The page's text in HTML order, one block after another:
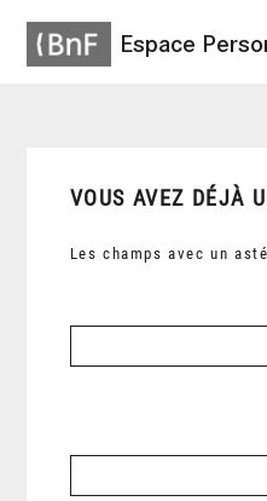
Espace
VOUS AVEZ DÉJÀ
Les champs avec un